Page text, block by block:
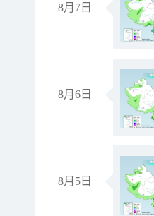
8月7日
8月6日
8月5日